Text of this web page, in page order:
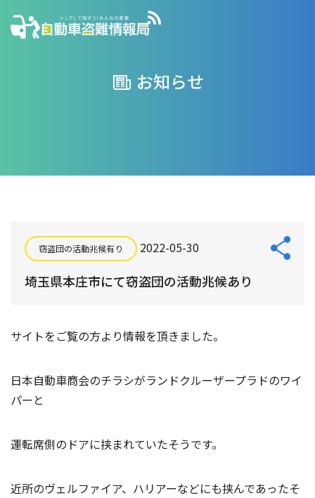
お知らせ
窃盗団の活動兆候有り 2022-05-30
埼玉県本庄市にて窃盗団の活動兆候あり
サイトをご覧の方より情報を頂きました。
日本自動車商会のチラシがランドクルーザープラドのワイ
パーと
運転席側のドアに挟まれていたそうです。
近所のヴェルファイア、ハリアーなどにも挟んであったそ